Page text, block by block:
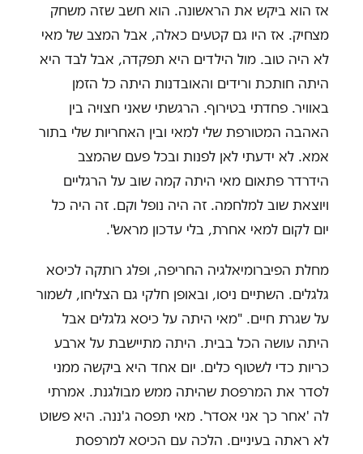
אז הוא ביקש את הראשונה. הוא חשב שזה משחק
מצחיק. אז היו גם קטעים כאלה, אבל המצב של מאי
לא היה טוב. מול הילדים היא תפקדה, אבל לבד היא
היתה חותכת ורידים והאובדנות היתה כל הזמן
באוויר. פחדתי בטירוף. הרגשתי שאני חצויה בין
האהבה המטורפת שלי למאי ובין האחריות שלי בתור
אמא. לא ידעתי לאן לפנות ובכל פעם שהמצב
הידרדר פתאום מאי היתה קמה שוב על הרגליים
ויוצאת שוב למלחמה. זה היה נופל וקם. זה היה כל
יום לקום למאי אחרת, בלי עדכון מראש".
מחלת הפיברומיאלגיה החריפה, ופלג רותקה לכיסא
גלגלים. השתיים ניסו, ובאופן חלקי גם הצליחו, לשמור
על שגרת חיים. "מאי היתה על כיסא גלגלים אבל
היתה עושה הכל בבית. היתה מתיישבת על ארבע
כריות כדי לשטוף כלים. יום אחד היא ביקשה ממני
לסדר את המרפסת שהיתה ממש מבולגנת. אמרתי
לה 'אחר כך אני אסדר'. מאי תפסה ג'ננה. היא פשוט
לא ראתה בעיניים. הלכה עם הכיסא למרפסת